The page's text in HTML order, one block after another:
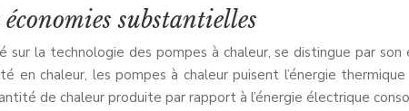
substantielles
sur la technologie des pompes à chaleur, se distingue par
en chaleur, les pompes à chaleur puisent l’énergie
de chaleur produite par rapport à l’énergie électrique